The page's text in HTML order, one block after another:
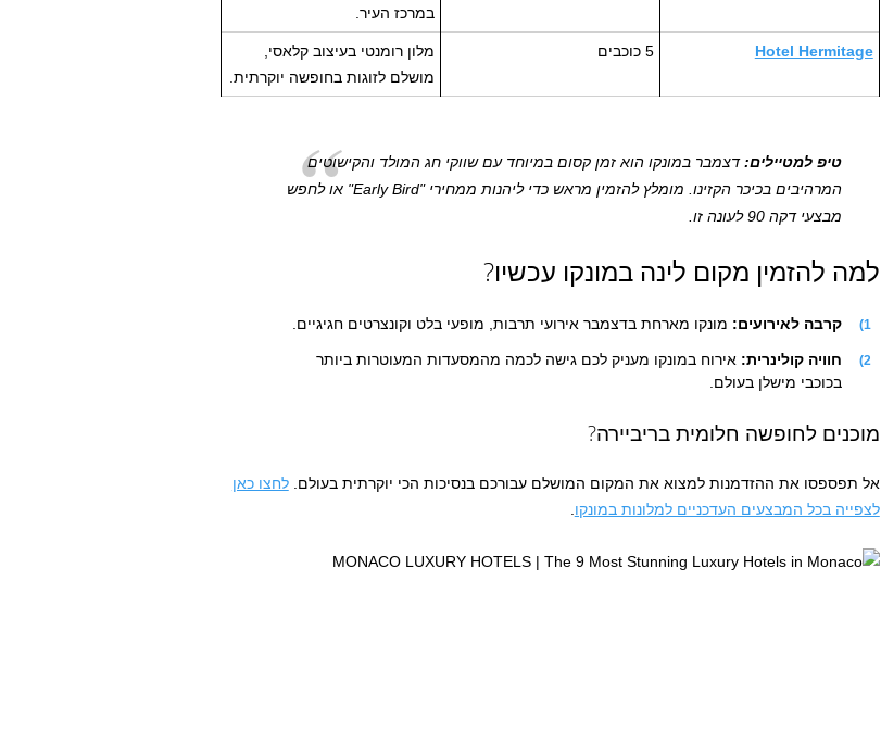
במרכז העיר.
Hotel Hermitage 5 כוכבים
מלון רומנטי בעיצוב קלאסי,
מושלם לזוגות בחופשה יוקרתית.
טיפ למטיילים:דצמבר במונקו הוא זמן קסום במיוחד עם שווקי חג המולד והקישוטים
המרהיבים בכיכר הקזינו. מומלץ להזמין מראש כדי ליהנות ממחירי "Early Bird" או לחפש
מבצעי דקה 90 לעונה זו.
למה להזמין מקום לינה במונקו עכשיו?
קרבה לאירועים: מונקו מארחת בדצמבר אירועי תרבות, מופעי בלט וקונצרטים חגיגיים.
חוויה קולינרית: אירוח במונקו מעניק לכם גישה לכמה מהמסעדות המעוטרות ביותר
בכוכבי מישלן בעולם.
מוכנים לחופשה חלומית בריביירה?
אל תפספסו את ההזדמנות למצוא את המקום המושלם עבורכם בנסיכות הכי יוקרתית בעולם.לחצו כאן
לצפייה בכל המבצעים העדכניים למלונות במונקו